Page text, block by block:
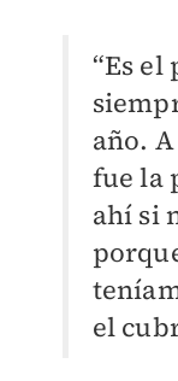
“Es el
año.
fue la
ahí si
el